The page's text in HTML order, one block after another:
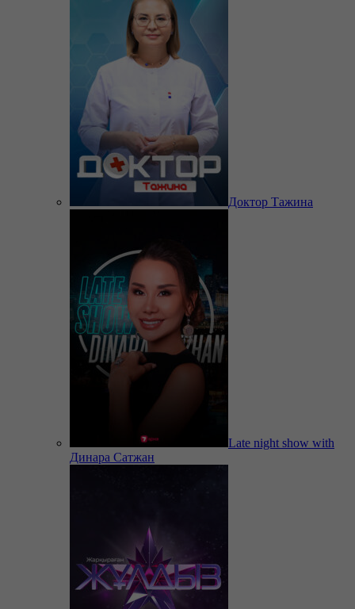
Доктор Тажина
Late night show with
Динара Сатжан